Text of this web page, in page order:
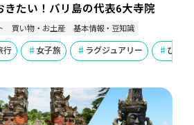
きたい！バリ島の代表6大寺院
買い物・お土産 基本情報・豆知識
行 女子旅 ラグジュアリー ひとり